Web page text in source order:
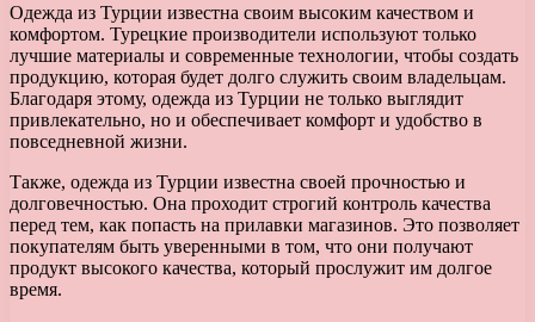
Одежда из Турции известна своим высоким качеством и
комфортом. Турецкие производители используют только
лучшие материалы и современные технологии, чтобы создать
продукцию, которая будет долго служить своим владельцам.
Благодаря этому, одежда из Турции не только выглядит
привлекательно, но и обеспечивает комфорт и удобство в
повседневной жизни.
Также, одежда из Турции известна своей прочностью и
долговечностью. Она проходит строгий контроль качества
перед тем, как попасть на прилавки магазинов. Это позволяет
покупателям быть уверенными в том, что они получают
продукт высокого качества, который прослужит им долгое
время.